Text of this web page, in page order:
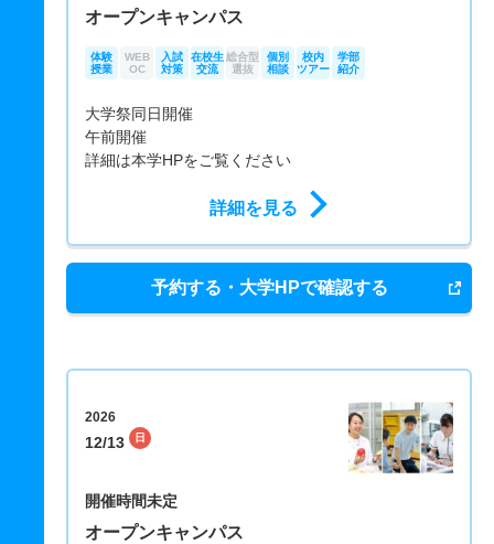
オープンキャンパス
体験
授業
WEB
OC
入試
対策
在校生
交流
総合型
選抜
個別
相談
校内
ツアー
学部
紹介
大学祭同日開催
午前開催
詳細は本学HPをご覧ください
詳細を見る
予約する・大学HPで確認する
2026
12/13 日
開催時間未定
オープンキャンパス